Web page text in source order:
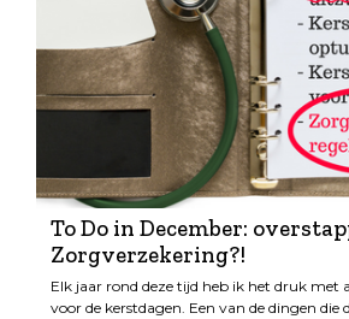
To Do in December:
Zorgverzekering?!
Elk jaar rond deze tijd heb ik het druk met
voor de kerstdagen. Een van de dingen die